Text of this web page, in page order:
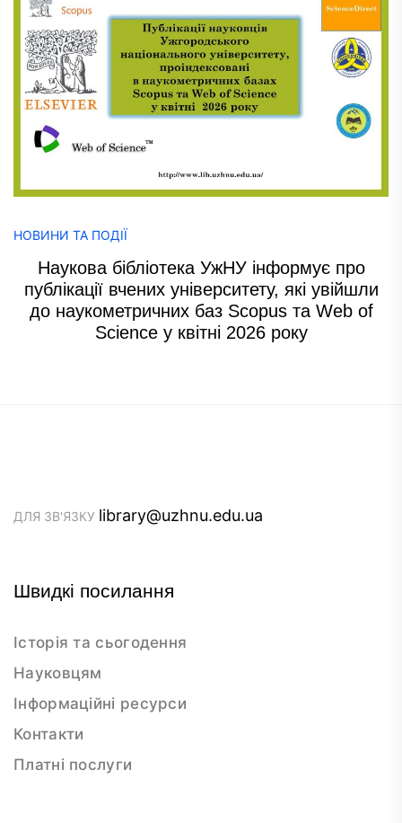
НОВИНИ ТА ПОДІЇ
Наукова бібліотека УжНУ інформує про
публікації вчених університету, які увійшли
до наукометричних баз Scopus та Web of
Science у квітні 2026 року
ДЛЯ ЗВ'ЯЗКУ library@uzhnu.edu.ua
Швидкі посилання
Історія та сьогодення
Науковцям
Інформаційні ресурси
Контакти
Платні послуги